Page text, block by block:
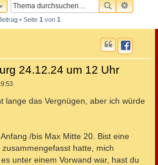
SUCHE
• Seite 1 von 1
24.12.24 um 12 Uhr
lange das Vergnügen, aber ich würde
/bis Max Mitte 20. Bist eine
hatte, mich
unter einem Vorwand war, hast du